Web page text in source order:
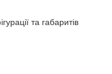
та габаритів